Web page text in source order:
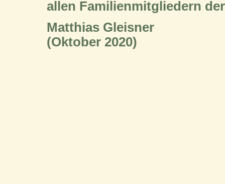
allen Familienmitgliedern
Matthias Gleisner
(Oktober 2020)